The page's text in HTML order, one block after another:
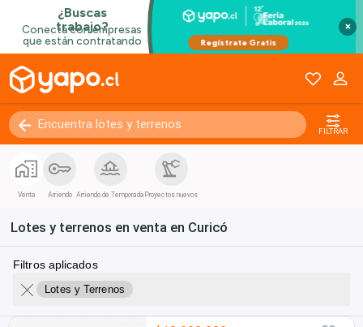
×
FILTRAR
Venta Arriendo Arriendo de Temporada Proyectos nuevos
Lotes y terrenos en venta en Curicó
Filtros aplicados
Lotes y Terrenos